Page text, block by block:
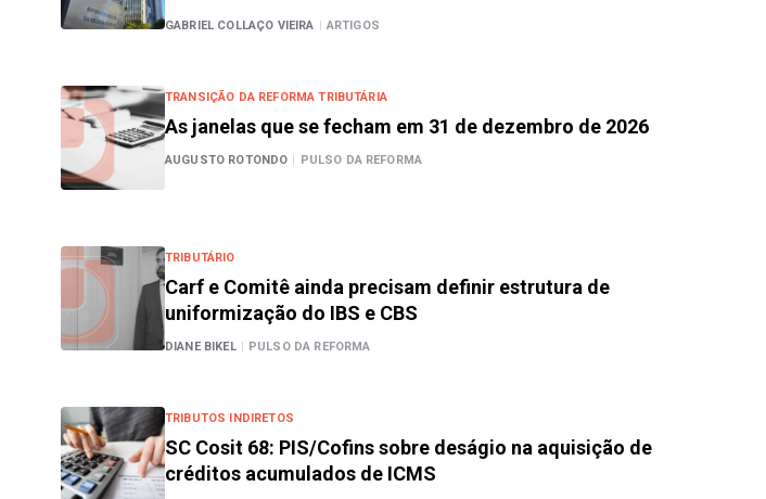
GABRIEL COLLAÇO VIEIRA | ARTIGOS
TRANSIÇÃO DA REFORMA TRIBUTÁRIA
As janelas que se fecham em 31 de dezembro de 2026
AUGUSTO ROTONDO | PULSO DA REFORMA
TRIBUTÁRIO
Carf e Comitê ainda precisam definir estrutura de
uniformização do IBS e CBS
DIANE BIKEL | PULSO DA REFORMA
TRIBUTOS INDIRETOS
SC Cosit 68: PIS/Cofins sobre deságio na aquisição de
créditos acumulados de ICMS